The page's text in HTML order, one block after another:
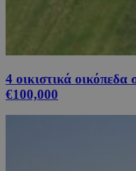
4 οικιστικά
€100,000